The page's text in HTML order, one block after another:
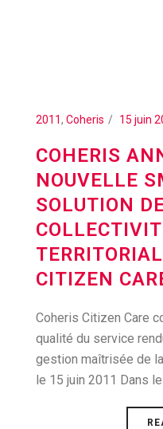
2011, Coheris 15 juin
COHERIS
NOUVELLE
SOLUTION
CITIZEN
Coheris Citizen Care
qualité du service
gestion maîtrisée de
le 15 juin 2011 Dans le